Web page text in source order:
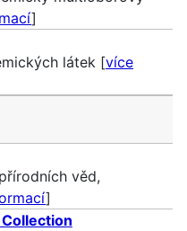
]
látek [více
věd,
]